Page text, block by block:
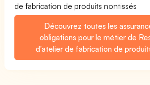
de fabrication de produits nontissés
Découvrez toutes les
obligations pour le métier de
d'atelier de fabrication de